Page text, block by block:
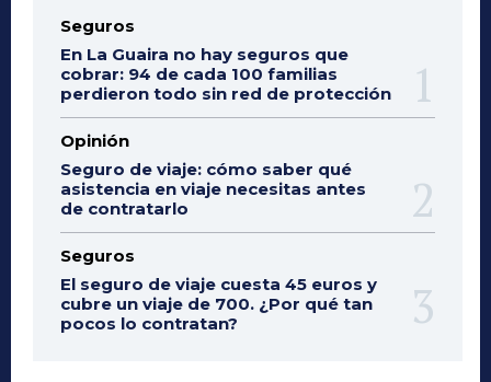
Seguros
En La Guaira no hay seguros que
cobrar: 94 de cada 100 familias
perdieron todo sin red de protección
Opinión
Seguro de viaje: cómo saber qué
asistencia en viaje necesitas antes
de contratarlo
Seguros
El seguro de viaje cuesta 45 euros y
cubre un viaje de 700. ¿Por qué tan
pocos lo contratan?